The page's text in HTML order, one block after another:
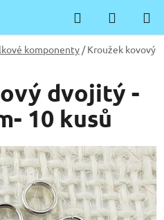
Hledat
KOŠÍK
komponenty / Kroužek kovový
dvojitý -
10 kusů